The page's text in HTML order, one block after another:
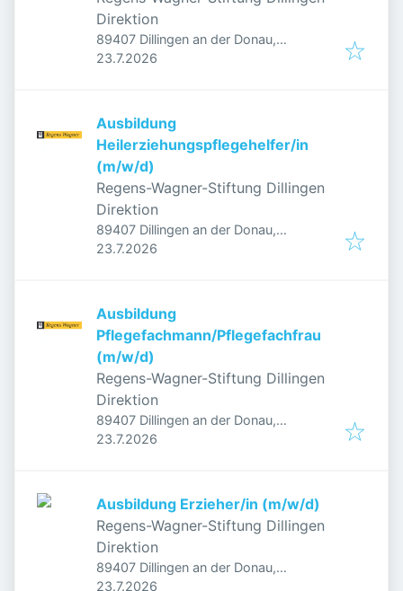
Direktion
89407 Dillingen an der Donau,
Deutschland
Veröffentlicht
23.7.2026
Ausbildung
Heilerziehungspflegehelfer/in
(m/w/d)
Regens-Wagner-Stiftung Dillingen
Direktion
89407 Dillingen an der Donau,
Deutschland
Veröffentlicht
23.7.2026
Ausbildung
Pflegefachmann/Pflegefachfrau
(m/w/d)
Regens-Wagner-Stiftung Dillingen
Direktion
89407 Dillingen an der Donau,
Deutschland
Veröffentlicht
23.7.2026
Ausbildung Erzieher/in (m/w/d)
Regens-Wagner-Stiftung Dillingen
Direktion
89407 Dillingen an der Donau,
Deutschland
Veröffentlicht
23.7.2026